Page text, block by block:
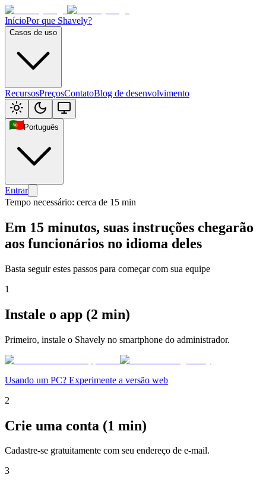
InícioPor que Shavely?
Casos de uso
RecursosPreçosContatoBlog de desenvolvimento
Português
Entrar
Tempo necessário: cerca de 15 min
Em 15 minutos, suas instruções chegarão
aos funcionários no idioma deles
Basta seguir estes passos para começar com sua equipe
1
Instale o app (2 min)
Primeiro, instale o Shavely no smartphone do administrador.
Usando um PC? Experimente a versão web
2
Crie uma conta (1 min)
Cadastre-se gratuitamente com seu endereço de e-mail.
3